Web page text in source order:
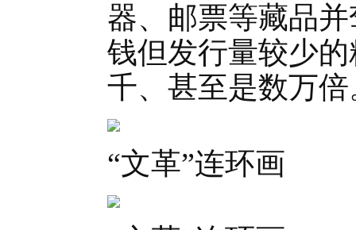
器、邮票等藏品
钱但发行量较少
千、甚至是数万倍
“文革”连环画